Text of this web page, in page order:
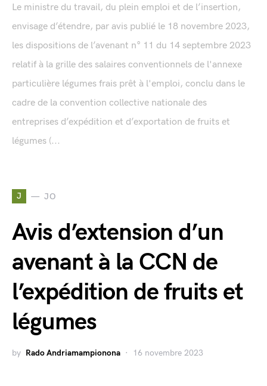
Le ministre du travail, du plein emploi et de l’insertion,
envisage d’étendre, par avis publié le 18 novembre 2023,
les dispositions de l’avenant n° 11 du 14 septembre 2023
relatif à la grille des salaires conventionnels de l'annexe
particulière légumes frais prêt à l'emploi, conclu dans le
cadre de la convention collective nationale des
entreprises d’expédition et d’exportation de fruits et
légumes (...
J JO
Avis d’extension d’un
avenant à la CCN de
l’expédition de fruits et
légumes
by Rado Andriamampionona 16 novembre 2023